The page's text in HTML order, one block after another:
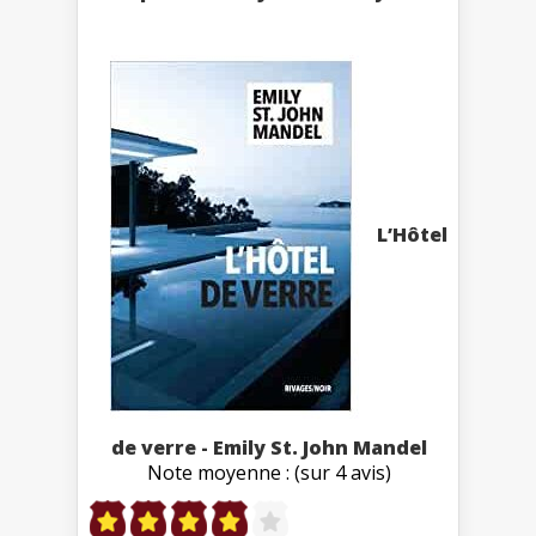
L’Hôtel
de verre - Emily St. John Mandel
Note moyenne : (sur 4 avis)